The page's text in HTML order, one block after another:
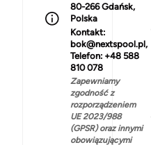
80-266 Gdańsk,
Polska
Kontakt:
bok@nextspool.pl,
Telefon: +48 588
810 078
Zapewniamy
zgodność z
rozporządzeniem
UE 2023/988
(GPSR) oraz innymi
obowiązującymi